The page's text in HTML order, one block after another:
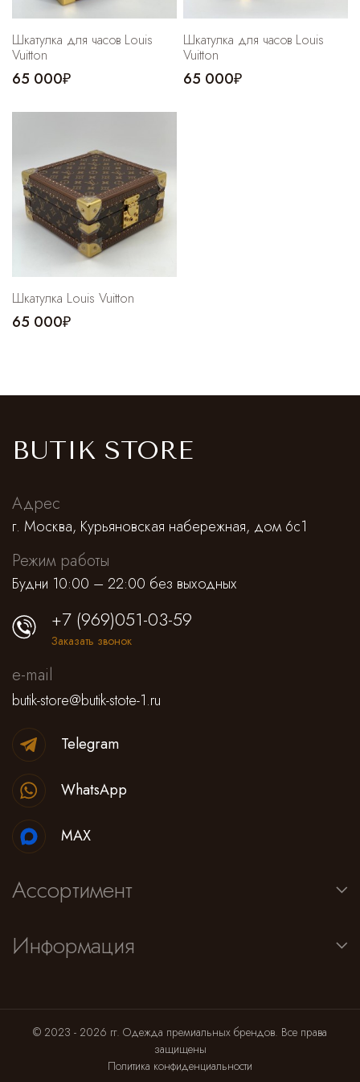
Шкатулка для часов Louis
Vuitton
65 000₽
Шкатулка для часов Louis
Vuitton
65 000₽
Шкатулка Louis Vuitton
65 000₽
BUTIK STORE
Адрес
г. Москва, Курьяновская набережная, дом 6с1
Режим работы
Будни 10:00 – 22:00 без выходных
Ассортимент
Информация
+7 (969)051-03-59
Заказать звонок
e-mail
butik-store@butik-stote-1.ru
Telegram
WhatsApp
MAX
© 2023 - 2026 гг. Одежда премиальных брендов. Все права
защищены
Политика конфиденциальности
Cпортивные брюки
Комбинезоны